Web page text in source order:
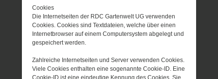
Cookies
Die Internetseiten der RDC Gartenwelt UG verwenden
Cookies. Cookies sind Textdateien, welche über einen
Internetbrowser auf einem Computersystem abgelegt und
gespeichert werden.
Zahlreiche Internetseiten und Server verwenden Cookies.
Viele Cookies enthalten eine sogenannte Cookie-ID. Eine
Cookie-ID ist eine eindeutige Kennung des Cookies. Sie